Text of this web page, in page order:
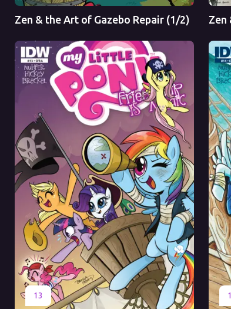
Zen & the Art of Gazebo Repair (1/2) Zen
13
Оригинал Перевод